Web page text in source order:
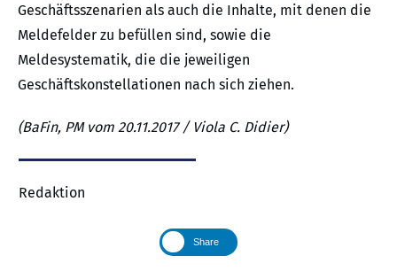
Geschäftsszenarien als auch die Inhalte, mit denen die
Meldefelder zu befüllen sind, sowie die
Meldesystematik, die die jeweiligen
Geschäftskonstellationen nach sich ziehen.
(BaFin, PM vom 20.11.2017 / Viola C. Didier)
Redaktion
Share